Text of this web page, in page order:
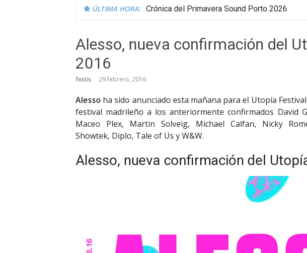
ÚLTIMA HORA: Crónica del Primavera Sound Porto 2026
Alesso, nueva confirmación del
2016
festis 29 febrero, 2016
Alesso ha sido anunciado esta mañana para el Utopía
festival madrileño a los anteriormente confirmados David
Maceo Plex, Martin Solveig, Michael Calfan, Nicky
Showtek, Diplo, Tale of Us y W&W.
Alesso, nueva confirmación del